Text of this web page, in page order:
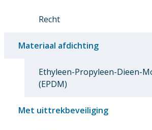
Recht
Materiaal afdichting
Ethyleen-Propyleen-Dieen-
(EPDM)
Met uittrekbeveiliging